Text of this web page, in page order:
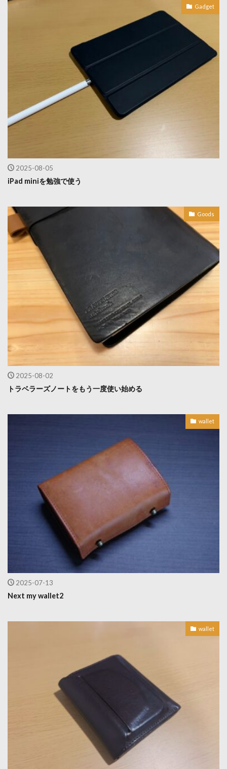
Gadget
2025-08-05
iPad miniを勉強で使う
Goods
2025-08-02
トラベラーズノートをもう一度使い始める
wallet
2025-07-13
Next my wallet2
wallet